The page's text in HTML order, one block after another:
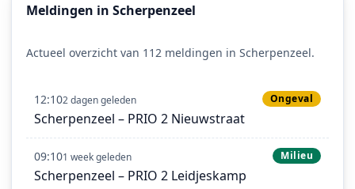
Meldingen in Scherpenzeel
Actueel overzicht van 112 meldingen in Scherpenzeel.
12:102 dagen geleden Ongeval
Scherpenzeel – PRIO 2 Nieuwstraat
09:101 week geleden Milieu
Scherpenzeel – PRIO 2 Leidjeskamp